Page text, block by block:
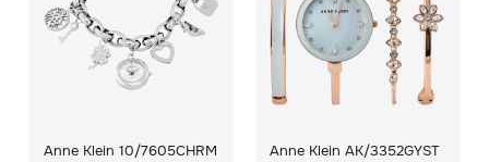
Anne Klein 10/7605CHRM
Anne Klein AK/3352GYST